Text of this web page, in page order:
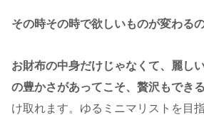
その時その時で欲しいものが変わる
お財布の中身だけじゃなくて、麗し
の豊かさがあってこそ、贅沢もできる
け取れます。ゆるミニマリストを目